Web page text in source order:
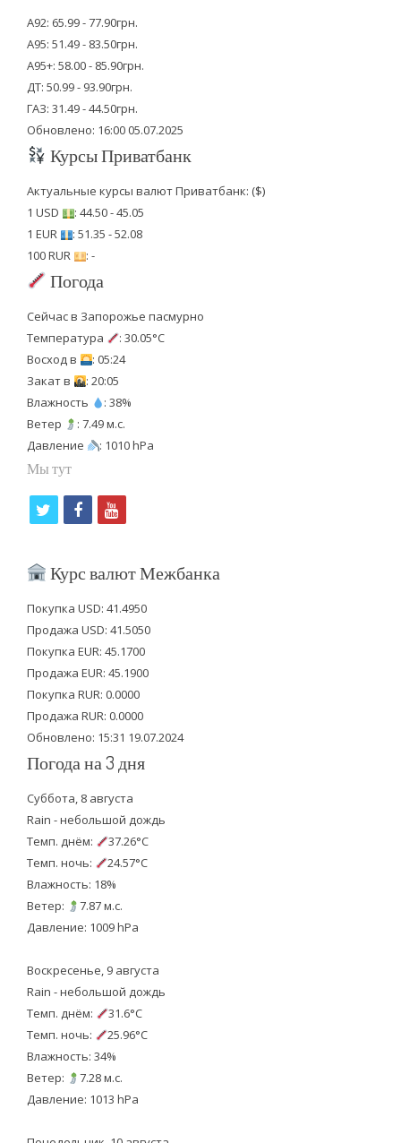
А92: 65.99 - 77.90грн.
А95: 51.49 - 83.50грн.
А95+: 58.00 - 85.90грн.
ДТ: 50.99 - 93.90грн.
ГАЗ: 31.49 - 44.50грн.
Обновлено: 16:00 05.07.2025
Курсы Приватбанк
Актуальные курсы валют Приватбанк: ($)
1 USD
: 44.50 - 45.05
1 EUR
: 51.35 - 52.08
100 RUR
: -
Погода
Сейчас в Запорожье пасмурно
Температура
: 30.05°C
Восход в
: 05:24
Закат в
: 20:05
Влажность
: 38%
Ветер
: 7.49 м.с.
Давление
: 1010 hPa
Мы тут
i
t
e
r
f
c
b
o
o
k
y
u
u
b
e
Курс валют Межбанка
Покупка USD: 41.4950
Продажа USD: 41.5050
Покупка EUR: 45.1700
Продажа EUR: 45.1900
Покупка RUR: 0.0000
Продажа RUR: 0.0000
Обновлено: 15:31 19.07.2024
Погода на 3 дня
Суббота, 8 августа
Rain - небольшой дождь
Темп. днём:
37.26°C
Темп. ночь:
24.57°C
Влажность: 18%
Ветер:
7.87 м.с.
Давление: 1009 hPa
Воскресенье, 9 августа
Rain - небольшой дождь
Темп. днём:
31.6°C
Темп. ночь:
25.96°C
Влажность: 34%
Ветер:
7.28 м.с.
Давление: 1013 hPa